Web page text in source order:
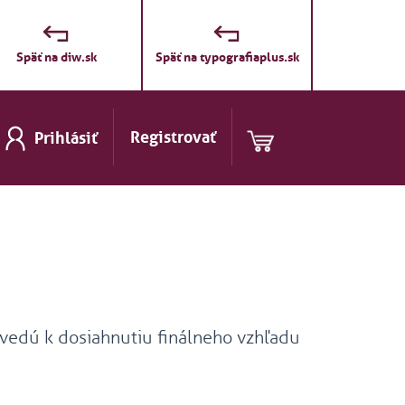
Späť na diw.sk Späť na typografiaplus.sk
Prihlásiť Registrovať
k dosiahnutiu finálneho vzhľadu